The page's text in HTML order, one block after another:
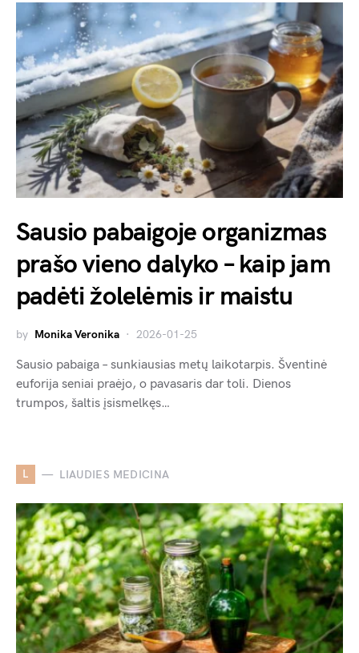
Sausio pabaigoje organizmas
prašo vieno dalyko – kaip jam
padėti žolelėmis ir maistu
by Monika Veronika 2026-01-25
Sausio pabaiga – sunkiausias metų laikotarpis. Šventinė
euforija seniai praėjo, o pavasaris dar toli. Dienos
trumpos, šaltis įsismelkęs…
L LIAUDIES MEDICINA